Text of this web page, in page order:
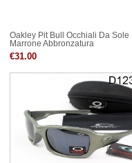
Oakley Pit Bull Occhiali Da Sole
Marrone Abbronzatura
€31.00